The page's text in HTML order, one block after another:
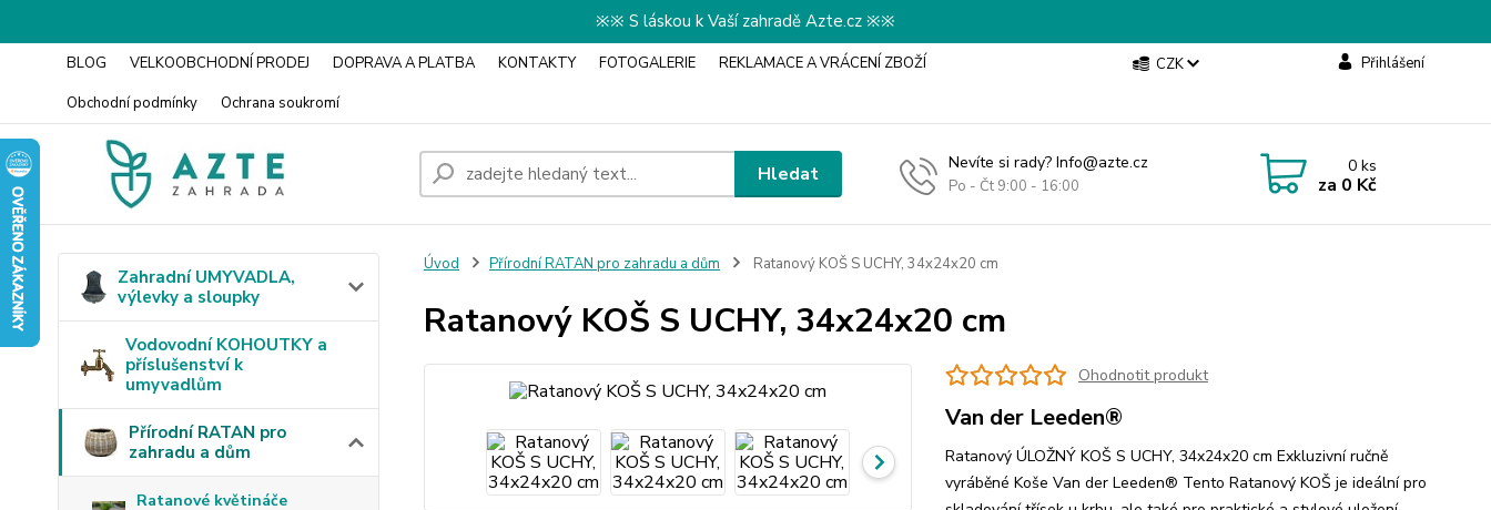
※※ S láskou k Vaší zahradě Azte.cz ※※
BLOG VELKOOBCHODNÍ PRODEJ DOPRAVA A PLATBA KONTAKTY FOTOGALERIE
REKLAMACE A VRÁCENÍ ZBOŽÍ
Obchodní podmínky
Ochrana soukromí
CZK Přihlášení
Hledat Nevíte si rady? Info@azte.cz
Po - Čt 9:00 - 16:00
0ks
za 0 Kč
Zahradní UMYVADLA,
výlevky a sloupky
Vodovodní KOHOUTKY a
příslušenství k
umyvadlům
Přírodní RATAN pro
zahradu a dům
Ratanové květináče
Úvod Přírodní RATAN pro zahradu a dům Ratanový KOŠ S UCHY, 34x24x20 cm
Ratanový KOŠ S UCHY, 34x24x20 cm
Ohodnotit produkt
Van der Leeden®
Ratanový ÚLOŽNÝ KOŠ S UCHY, 34x24x20 cm Exkluzivní ručně
vyráběné Koše Van der Leeden® Tento Ratanový KOŠ je ideální pro